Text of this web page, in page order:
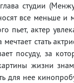
студии
все меньше и
пьет, актер
мечтает стать
посуду, за
жизни
для нее